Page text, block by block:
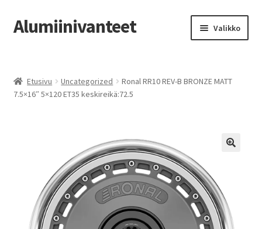
Siirry
navigointiin
Siirry
sisältöön
Alumiinivanteet Valikko
Kauppa
Vanteiden osto-opas
Auton renkaat
Etusivu Uncategorized
Ronal RR10 REV-B BRONZE MATT
7.5×16″ 5×120 ET35 keskireikä:72.5